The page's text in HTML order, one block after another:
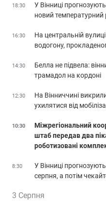
18:30
У Вінниці
новий температурний
16:30
На центральній
водогону,
14:30
Белла не підвела:
трамадол на кордоні
12:30
На Вінниччині
ухилятися від
10:30
Міжрегіональний
штаб передав два
роботизовані
8:30
У Вінниці
серпня, а потім
3 Серпня